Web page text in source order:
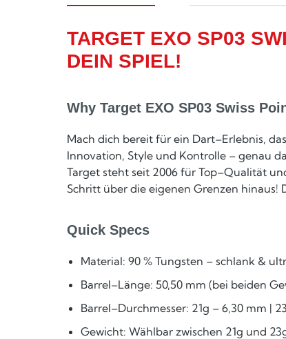
TARGET EXO SP03
DEIN SPIEL!
Why Target EXO SP03 Swiss
Mach dich bereit für ein Dart–Erlebnis,
Innovation, Style und Kontrolle – genau
Target steht seit 2006 für Top–Qualität
Schritt über die eigenen Grenzen hinaus!
Quick Specs
Material: 90 % Tungsten – schlank &
Barrel–Länge: 50,50 mm (bei beiden
Barrel–Durchmesser: 21g – 6,30 mm |
Gewicht: Wählbar zwischen 21g und